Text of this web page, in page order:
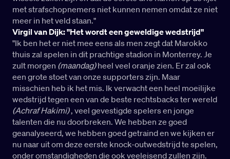
met strafschopnemers niet kunnen nemen omdat ze niet
meer in het veld staan."
Virgil van Dijk: "Het wordt een geweldige wedstrijd"
"Ik ben het er niet mee eens als men zegt dat Marokko
thuis zal spelen in dit prachtige stadion in Monterrey. Je
zult morgen (maandag)heel veel oranje zien. Er zal ook
een grote stoet van onze supporters zijn. Maar
misschien heb ik het mis. Ik verwacht een heel moeilijke
wedstrijd tegen een van de beste rechtsbacks ter wereld
(Achraf Hakimi), veel gevestigde spelers en jonge
talenten die nu doorbreken. We hebben ze goed
geanalyseerd, we hebben goed getraind en we kijken er
nu naar uit om deze eerste knock-outwedstrijd te spelen,
onder omstandigheden die ook veeleisend zullen zijn.